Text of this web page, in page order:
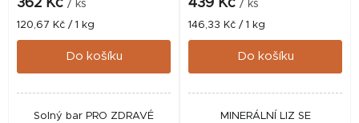
362 Kč / ks
Měrná
cena:
120,67 Kč / 1 kg
Do košíku
Solný bar PRO ZDRAVÉ
439 Kč / ks
Měrná
cena:
146,33 Kč / 1 kg
Do košíku
MINERÁLNÍ LIZ SE